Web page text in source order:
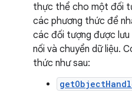
thực thể cho một đối
các phương thức để
các đối tượng được
nối và chuyển dữ liệu.
thức như sau: